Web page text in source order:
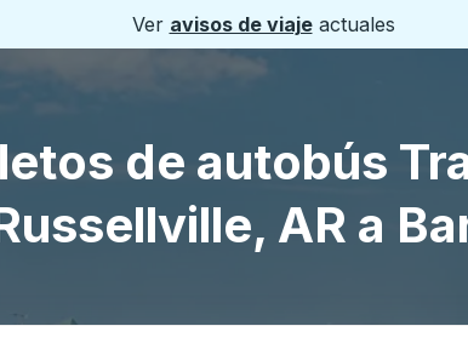
Ver avisos de viajeactuales
de autobús
AR a